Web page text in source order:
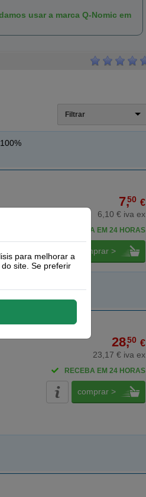
usar a marca Q-Nomic em
Filtrar
7,50 €
6,10 € iva ex
RECEBA EM 24 HORAS
comprar >
28,50 €
23,17 € iva ex
RECEBA EM 24 HORAS
comprar >
para melhorar a
site. Se preferir